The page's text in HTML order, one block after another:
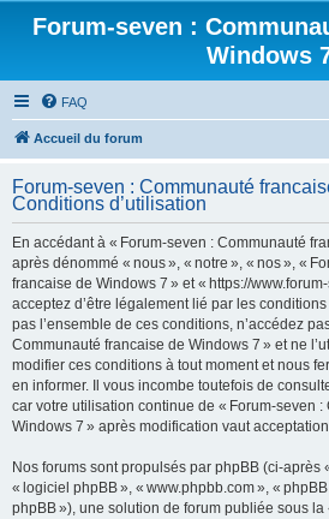
Forum-seven :
Windows
FAQ
Accueil du forum
Forum-seven : Communauté
Conditions d’utilisation
En accédant à « Forum-seven : Communauté
après dénommé « nous », « notre », « nos », «
francaise de Windows 7 » et « https://
acceptez d’être légalement lié par les
pas l’ensemble de ces conditions, n’accédez
Communauté francaise de Windows 7 » et ne
modifier ces conditions à tout moment et nous
en informer. Il vous incombe toutefois de
car votre utilisation continue de « Forum-seven
Windows 7 » après modification vaut
Nos forums sont propulsés par phpBB (ci-après
« logiciel phpBB », « www.phpbb.com », «
phpBB »), une solution de forum publiée sous la